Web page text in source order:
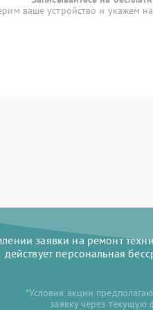
ваше устройство и укажем
заявки на ремонт
действует персональная
*Условия акции
заявку через